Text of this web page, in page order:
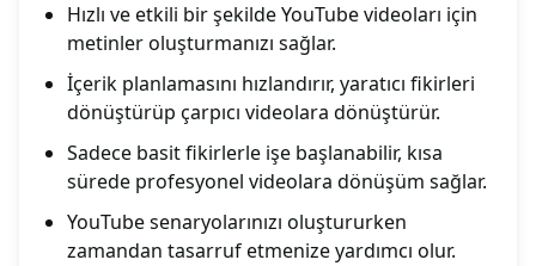
Hızlı ve etkili bir şekilde YouTube videoları için
metinler oluşturmanızı sağlar.
İçerik planlamasını hızlandırır, yaratıcı fikirleri
dönüştürüp çarpıcı videolara dönüştürür.
Sadece basit fikirlerle işe başlanabilir, kısa
sürede profesyonel videolara dönüşüm sağlar.
YouTube senaryolarınızı oluştururken
zamandan tasarruf etmenize yardımcı olur.